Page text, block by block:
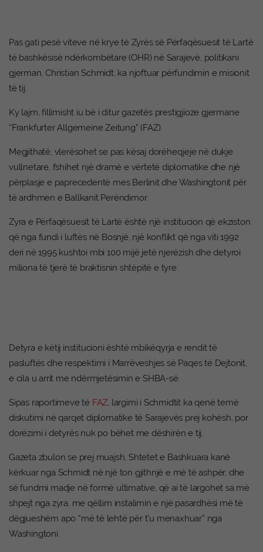
Pas gati pesë viteve në krye të Zyrës së Përfaqësuesit të Lartë
të bashkësisë ndërkombëtare (OHR) në Sarajevë, politikani
gjerman, Christian Schmidt, ka njoftuar përfundimin e misionit
të tij.
Ky lajm, fillimisht iu bë i ditur gazetës prestigjioze gjermane
“Frankfurter Allgemeine Zeitung” (FAZ).
Megjithatë, vlerësohet se pas kësaj dorëheqjeje në dukje
vullnetare, fshihet një dramë e vërtetë diplomatike dhe një
përplasje e paprecedentë mes Berlinit dhe Washingtonit për
të ardhmen e Ballkanit Perëndimor.
Zyra e Përfaqësuesit të Lartë është një institucion që ekziston
që nga fundi i luftës në Bosnjë, një konflikt që nga viti 1992
deri në 1995 kushtoi mbi 100 mijë jetë njerëzish dhe detyroi
miliona të tjerë të braktisnin shtëpitë e tyre.
Detyra e këtij institucioni është mbikëqyrja e rendit të
pasluftës dhe respektimi i Marrëveshjes së Paqes të Dejtonit,
e cila u arrit me ndërmjetësimin e SHBA-së.
Sipas raportimeve të FAZ, largimi i Schmidtit ka qenë temë
diskutimi në qarqet diplomatike të Sarajevës prej kohësh, por
dorëzimi i detyrës nuk po bëhet me dëshirën e tij.
Gazeta zbulon se prej muajsh, Shtetet e Bashkuara kanë
kërkuar nga Schmidt në një ton gjithnjë e më të ashpër, dhe
së fundmi madje në formë ultimative, që ai të largohet sa më
shpejt nga zyra, me qëllim instalimin e një pasardhësi më të
dëgjueshëm apo “më të lehtë për t’u menaxhuar” nga
Washingtoni.